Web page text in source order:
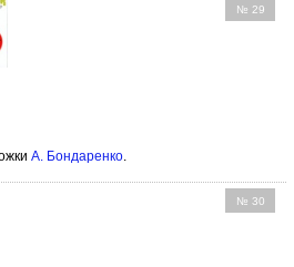
№ 29
А. Бондаренко.
№ 30